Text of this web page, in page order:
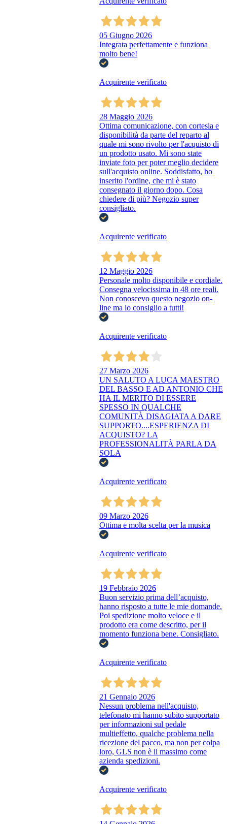
05 Giugno 2026
Integrata perfettamente e funziona
molto bene!
Acquirente verificato
28 Maggio 2026
Ottima comunicazione, con cortesia e
disponibilità da parte del reparto al
quale mi sono rivolto per l'acquisto di
un prodotto usato. Mi sono state
inviate foto per poter meglio decidere
sull'acquisto online. Soddisfatto, ho
inserito l'ordine, che mi è stato
consegnato il giorno dopo. Cosa
chiedere di più? Negozio super
consigliato.
Acquirente verificato
12 Maggio 2026
Personale molto disponibile e cordiale.
Consegna velocissima in 48 ore reali.
Non conoscevo questo negozio on-
line ma lo consiglio a tutti!
Acquirente verificato
27 Marzo 2026
UN SALUTO A LUCA MAESTRO
DEL BASSO E AD ANTONIO CHE
HA IL MERITO DI ESSERE
SPESSO IN QUALCHE
COMUNITÀ DISAGIATA A DARE
SUPPORTO....ESPERIENZA DI
ACQUISTO? LA
PROFESSIONALITÀ PARLA DA
SOLA
Acquirente verificato
09 Marzo 2026
Ottima e molta scelta per la musica
Acquirente verificato
19 Febbraio 2026
Buon servizio prima dell’acquisto,
hanno risposto a tutte le mie domande.
Poi spedizione molto veloce e il
prodotto era come descritto, per il
momento funziona bene. Consigliato.
Acquirente verificato
21 Gennaio 2026
Nessun problema nell'acquisto,
telefonato mi hanno subito supportato
per informazioni sul pedale
multieffetto, qualche problema nella
ricezione del pacco, ma non per colpa
loro, GLS non è il massimo come
azienda spedizioni.
Acquirente verificato